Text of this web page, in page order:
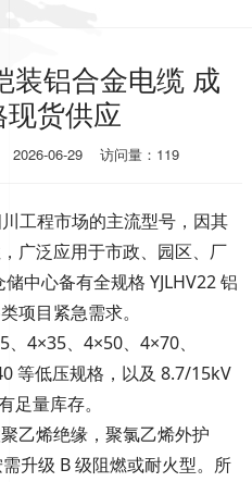
装铝合金电缆 成
货供应
2026-06-29 访问量：119
工程市场的主流型号，因其
广泛应用于市政、园区、厂
中心备有全规格 YJLHV22 铝
项目紧急需求。
4×35、4×50、4×70、
等低压规格，以及 8.7/15kV
足量库存。
乙烯绝缘，聚氯乙烯外护
升级 B 级阻燃或耐火型。所